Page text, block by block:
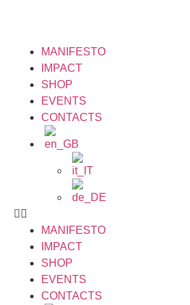
MANIFESTO
IMPACT
SHOP
EVENTS
CONTACTS
MANIFESTO
IMPACT
SHOP
EVENTS
CONTACTS